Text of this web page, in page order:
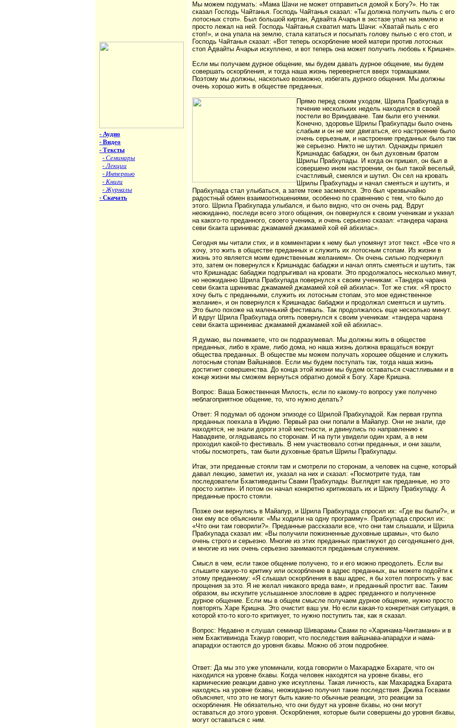
- Аудио
- Видео
- Тексты
- Семинары
- Лекции
- Интервью
- Книги
- Журналы
- Скачать
Мы можем подумать: «Мама Шачи не может отправиться домой к Богу?». Но так
сказал Господь Чайтанья. Господь Чайтанья сказал: «Ты должна получить пыль с его
лотосных стоп». Был большой киртан, Адвайта Ачарья в экстазе упал на землю и
просто лежал на ней. Господь Чайтанья схватил мать Шачи: «Хватай пыль с его
стоп!», и она упала на землю, стала кататься и посыпать голову пылью с его стоп, и
Господь Чайтанья сказал: «Вот теперь оскорбление моей матери против лотосных
стоп Адвайты Ачарьи искуплено, и вот теперь она может получить любовь к Кришне».
Если мы получаем дурное общение, мы будем давать дурное общение, мы будем
совершать оскорбления, и тогда наша жизнь перевернется вверх тормашками.
Поэтому мы должны, насколько возможно, избегать дурного общения. Мы должны
очень хорошо жить в обществе преданных.
Прямо перед своим уходом, Шрила Прабхупада в
течение нескольких недель находился в своей
постели во Вриндаване. Там были его ученики.
Конечно, здоровье Шрилы Прабхупады было очень
слабым и он не мог двигаться, его настроение было
очень серьезным, и настроение преданных было так
же серьезно. Никто не шутил. Однажды пришел
Кришнадас бабаджи, он был духовным братом
Шрилы Прабхупады. И когда он пришел, он был в
совершено ином настроении, он был такой веселый,
счастливый, смеялся и шутил. Он сел на кровать
Шрилы Прабхупады и начал смеяться и шутить, и
Прабхупада стал улыбаться, а затем тоже засмеялся. Это был чрезвычайно
радостный обмен взаимоотношениями, особенно по сравнению с тем, что было до
этого. Шрила Прабхупада улыбался, и было видно, что он очень рад. Вдруг
неожиданно, последи всего этого общения, он повернулся к своим ученикам и указал
на какого-то преданного, своего ученика, и очень серьезно сказал: «тандера чарана
севи бхакта шринивас джамамей джамамей хой ей абхилас».
Сегодня мы читали стих, и в комментарии к нему был упомянут этот текст. «Все что я
хочу, это жить в обществе преданных и служить их лотосным стопам. Из жизни в
жизнь это является моим единственным желанием». Он очень сильно подчеркнул
это, затем он повернулся к Кришнадас бабаджи и начал опять смеяться и шутить, так
что Кришнадас бабаджи подпрыгивал на кровати. Это продолжалось несколько минут,
но неожиданно Шрила Прабхупада повернулся к своим ученикам: «Тандера чарана
севи бхакта шринивас джамамей джамамей хой ей абхилас». Тот же стих. «Я просто
хочу быть с преданными, служить их лотосным стопам, это мое единственное
желание», и он повернулся к Кришнадас бабаджи и продолжал смеяться и шутить.
Это было похоже на маленький фестиваль. Так продолжалось еще несколько минут.
И вдруг Шрила Прабхупада опять повернулся к своим ученикам: «тандера чарана
севи бхакта шринеивас джамамей джамамей хой ей абхилас».
Я думаю, вы понимаете, что он подразумевал. Мы должны жить в обществе
преданных, либо в храме, либо дома, но наша жизнь должна вращаться вокруг
общества преданных. В обществе мы можем получать хорошее общение и служить
лотосным стопам Вайшнавов. Если мы будем поступать так, тогда наша жизнь
достигнет совершенства. До конца этой жизни мы будем оставаться счастливыми и в
конце жизни мы сможем вернуться обратно домой к Богу. Харе Кришна.
Вопрос: Ваша Божественная Милость, если по какому-то вопросу уже получено
неблагоприятное общение, то, что нужно делать?
Ответ: Я подумал об одоном эпизоде со Шрилой Прабхупадой. Как первая группа
преданных поехала в Индию. Первый раз они попали в Майапур. Они не знали, где
находятся, не знали дороги этой местности, и двинулись по направлению к
Навадвипе, оглядываясь по сторонам. И на пути увидели один храм, а в нем
проходил какой-то фестиваль. В нем участвовало сотни преданных, и они зашли,
чтобы посмотреть, там были духовные братья Шрилы Прабхупады.
Итак, эти преданные стояли там и смотрели по сторонам, а человек на сцене, который
давал лекцию, заметил их, указал на них и сказал: «Посмотрите туда, там
последователи Бхактиведанты Свами Прабхупады. Выглядят как преданные, но это
просто хиппи». И потом он начал конкретно критиковать их и Шрилу Прабхупаду. А
преданные просто стояли.
Позже они вернулись в Майапур, и Шрила Прабхупада спросил их: «Где вы были?», и
они ему все объяснили: «Мы ходили на одну программу». Прабхупада спросил их:
«Что они там говорили?». Преданные рассказали все, что они там слышали, и Шрила
Прабхупада сказал им: «Вы получили пожизненные духовные шрамы», что было
очень строго и серьезно. Многие из этих преданных практикуют до сегодняшнего дня,
и многие из них очень серьезно занимаются преданным служением.
Смысл в чем, если такое общение получено, то и его можно преодолеть. Если вы
слышите какую-то критику или оскорбление в адрес преданных, вы можете подойти к
этому преданному: «Я слышал оскорбления в ваш адрес, я бы хотел попросить у вас
прощения за это. Я не желал никакого вреда вам», и преданный простит вас. Таким
образом, вы искупите услышанное злословие в адрес преданного и полученное
дурное общение. Если мы в общем смысле получаем дурное общение, нужно просто
повторять Харе Кришна. Это очистит ваш ум. Но если какая-то конкретная ситуация, в
которой кто-то кого-то критикует, то нужно поступить так, как я сказал.
Вопрос: Недавно я слушал семинар Шиварамы Свами по «Харинама-Чинтамани» и в
нем Бхактивинода Тхакур говорит, что последствия вайшнава-апарадхи и нама-
апарадхи остаются до уровня бхавы. Можно об этом подробнее.
Ответ: Да мы это уже упоминали, когда говорили о Махарадже Бхарате, что он
находился на уровне бхавы. Когда человек находятся на уровне бхавы, его
кармические реакции давно уже искуплены. Такая личность, как Махараджа Бхарата
находясь на уровне бхавы, неожиданно получил такие последствия. Джива Госвами
объясняет, что это не могут быть какие-то обычные реакции, это реакции за
оскорбления. Не обязательно, что они будут на уровне бхавы, но они могут
оставаться до этого уровня. Оскорбления, которые были совершены до уровня бхавы,
могут оставаться с ним.